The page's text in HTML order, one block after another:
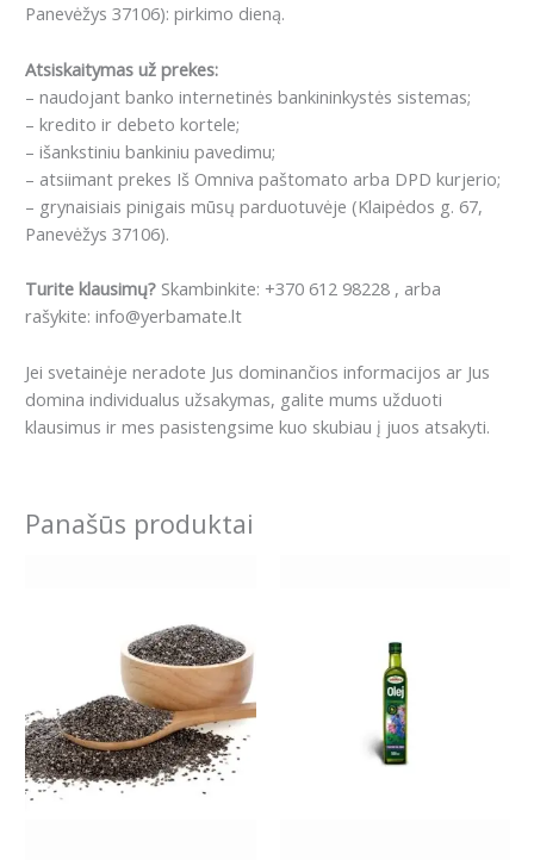
Panevėžys 37106): pirkimo dieną.
Atsiskaitymas už prekes:
– naudojant banko internetinės bankininkystės sistemas;
– kredito ir debeto kortele;
– išankstiniu bankiniu pavedimu;
– atsiimant prekes Iš Omniva paštomato arba DPD kurjerio;
– grynaisiais pinigais mūsų parduotuvėje (Klaipėdos g. 67,
Panevėžys 37106).
Turite klausimų? Skambinkite: +370 612 98228 , arba
rašykite: info@yerbamate.lt
Jei svetainėje neradote Jus dominančios informacijos ar Jus
domina individualus užsakymas, galite mums užduoti
klausimus ir mes pasistengsime kuo skubiau į juos atsakyti.
Panašūs produktai
through
18.99€
has
multiple
variants.
The
options
may
be
multiple
variants.
The
options
may